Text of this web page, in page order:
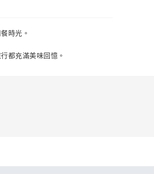
時光。
都充滿美味回憶。